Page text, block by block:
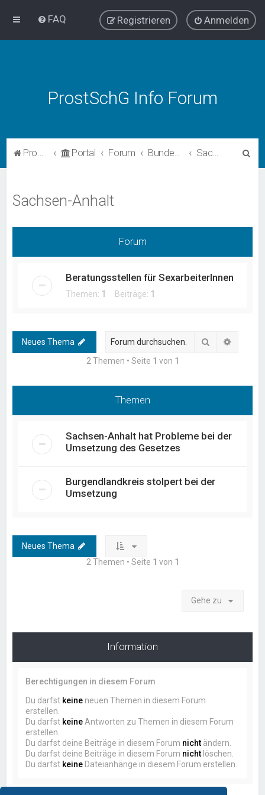
FAQ Anmelden
Registrieren
ProstSchG Info Forum
ProstSchG Portal Forum Bundesländer - Umsetzung und Erfahrungen mit ProstSchG Sachsen-Anhalt
Sachsen-Anhalt
Forum
Beratungsstellen für SexarbeiterInnen
Themen: 1 Beiträge: 1
Neues Thema Suche
2 Themen • Seite 1 von 1
Themen
Sachsen-Anhalt hat Probleme bei der
Umsetzung des Gesetzes
Burgendlandkreis stolpert bei der
Umsetzung
Neues Thema
2 Themen • Seite 1 von 1
Gehe zu
Information
Berechtigungen in diesem Forum
Du darfst keine neuen Themen in diesem Forum
erstellen.
Du darfst keine Antworten zu Themen in diesem Forum
erstellen.
Du darfst deine Beiträge in diesem Forum nicht ändern.
Du darfst deine Beiträge in diesem Forum nicht löschen.
Du darfst keine Dateianhänge in diesem Forum erstellen.